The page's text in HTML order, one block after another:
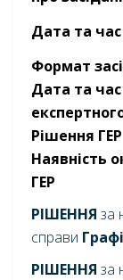
Дата та час
Формат
Дата та
Рішення ГЕР
Наявність
ГЕР
РІШЕННЯ за
справи
РІШЕННЯ за